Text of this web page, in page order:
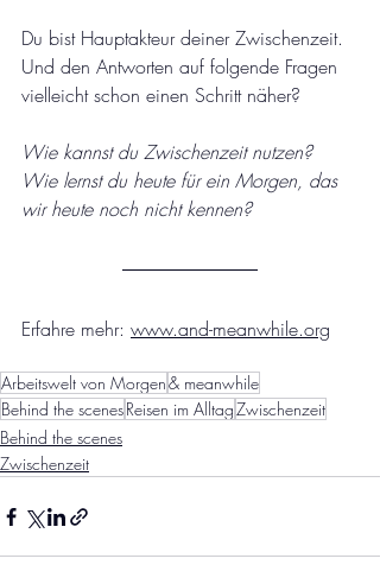
Du bist Hauptakteur deiner Zwischenzeit.
Und den Antworten auf folgende Fragen
vielleicht schon einen Schritt näher?
Wie kannst du Zwischenzeit nutzen?
Wie lernst du heute für ein Morgen, das
wir heute noch nicht kennen?
Erfahre mehr: www.and-meanwhile.org
Arbeitswelt von Morgen& meanwhile
Behind the scenesReisen im AlltagZwischenzeit
Behind the scenes
Zwischenzeit